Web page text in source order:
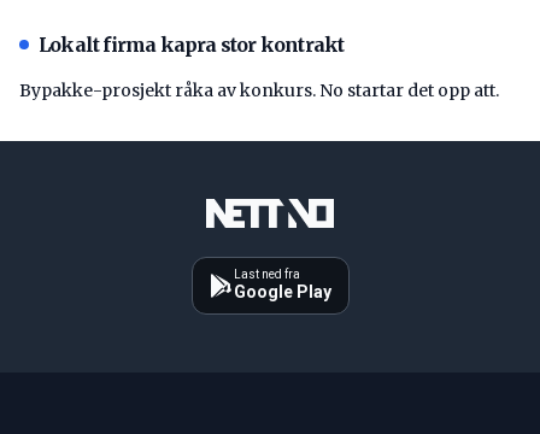
Lokalt firma kapra stor kontrakt
Bypakke-prosjekt råka av konkurs. No startar det opp att.
Last ned fra
Google Play